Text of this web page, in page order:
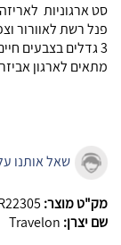
סט ארגוניות
פנל רשת לאוורור
3 גדלים בצבעים חיים ונוחים לזיהוי.
מתאים לארגון
שאל אותנו
מק"ט מוצר:
שם יצרן: Travelon